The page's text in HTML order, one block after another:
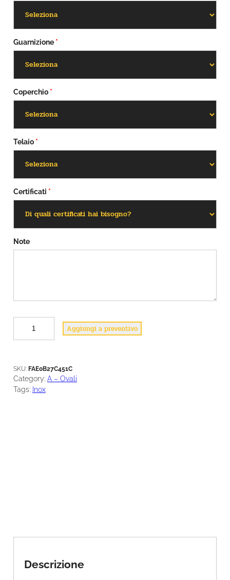
Guarnizione *
Coperchio *
Telaio *
Certificati *
Note
a
n
t
Aggiungi a preventivo
SKU: FAE0B27C451C
Category: A – Ovali
Tags: Inox
Descrizione